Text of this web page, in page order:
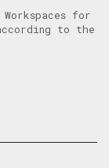
for
to the